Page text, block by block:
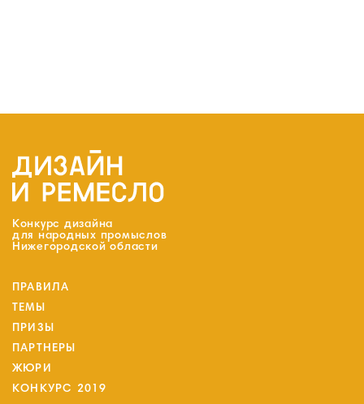
Конкурс дизайна
для народных промыслов
Нижегородской области
ПРАВИЛА
ТЕМЫ
ПРИЗЫ
ПАРТНЕРЫ
ЖЮРИ
КОНКУРС 2019